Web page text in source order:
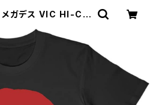
ガデス VIC HI-CO
ツ 半袖 roff 黒 ブラッ
alternative_tokyo